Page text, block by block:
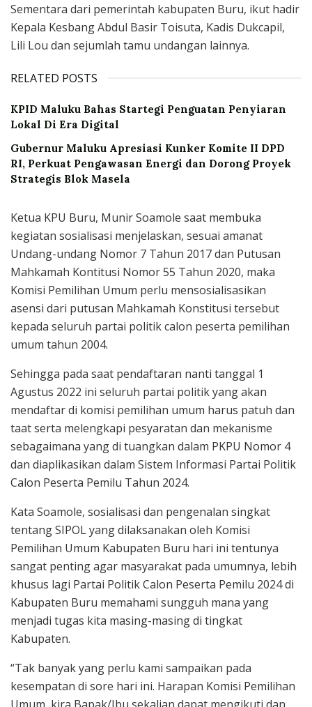
Sementara dari pemerintah kabupaten Buru, ikut hadir
Kepala Kesbang Abdul Basir Toisuta, Kadis Dukcapil,
Lili Lou dan sejumlah tamu undangan lainnya.
RELATED POSTS
KPID Maluku Bahas Startegi Penguatan Penyiaran
Lokal Di Era Digital
Gubernur Maluku Apresiasi Kunker Komite II DPD
RI, Perkuat Pengawasan Energi dan Dorong Proyek
Strategis Blok Masela
Ketua KPU Buru, Munir Soamole saat membuka
kegiatan sosialisasi menjelaskan, sesuai amanat
Undang-undang Nomor 7 Tahun 2017 dan Putusan
Mahkamah Kontitusi Nomor 55 Tahun 2020, maka
Komisi Pemilihan Umum perlu mensosialisasikan
asensi dari putusan Mahkamah Konstitusi tersebut
kepada seluruh partai politik calon peserta pemilihan
umum tahun 2004.
Sehingga pada saat pendaftaran nanti tanggal 1
Agustus 2022 ini seluruh partai politik yang akan
mendaftar di komisi pemilihan umum harus patuh dan
taat serta melengkapi pesyaratan dan mekanisme
sebagaimana yang di tuangkan dalam PKPU Nomor 4
dan diaplikasikan dalam Sistem Informasi Partai Politik
Calon Peserta Pemilu Tahun 2024.
Kata Soamole, sosialisasi dan pengenalan singkat
tentang SIPOL yang dilaksanakan oleh Komisi
Pemilihan Umum Kabupaten Buru hari ini tentunya
sangat penting agar masyarakat pada umumnya, lebih
khusus lagi Partai Politik Calon Peserta Pemilu 2024 di
Kabupaten Buru memahami sungguh mana yang
menjadi tugas kita masing-masing di tingkat
Kabupaten.
“Tak banyak yang perlu kami sampaikan pada
kesempatan di sore hari ini. Harapan Komisi Pemilihan